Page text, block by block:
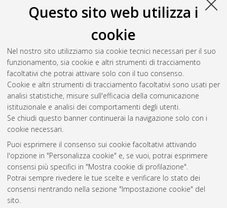
Questo sito web utilizza i
cookie
Nel nostro sito utilizziamo sia cookie tecnici necessari per il suo
funzionamento, sia cookie e altri strumenti di tracciamento
facoltativi che potrai attivare solo con il tuo consenso.
Cookie e altri strumenti di tracciamento facoltativi sono usati per
analisi statistiche, misure sull'efficacia della comunicazione
istituzionale e analisi dei comportamenti degli utenti.
Se chiudi questo banner continuerai la navigazione solo con i
cookie necessari.
Puoi esprimere il consenso sui cookie facoltativi attivando
l'opzione in "Personalizza cookie" e, se vuoi, potrai esprimere
consensi più specifici in "Mostra cookie di profilazione".
Potrai sempre rivedere le tue scelte e verificare lo stato dei
consensi rientrando nella sezione "Impostazione cookie" del
sito.
Challenge.[Laurea], Università di Bologna, Corso di Studio in
Zanotti, Luca(2022)Ottimizzazione di un sistema di
raffreddamento di pannelli solari con conversione
termoelettrica di energia.[Laurea], Università di Bologna,
Corso di Studio inIngegneria meccanica [L-DM270] - Forli'
Questa lista e' stata generata ilFri Aug 7 20:41:43 2026 CEST
Atom
Rss 1.0
Rss 2.0